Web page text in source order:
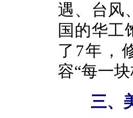
遇、台风
国的华工
了7年，
容“每一
三、美